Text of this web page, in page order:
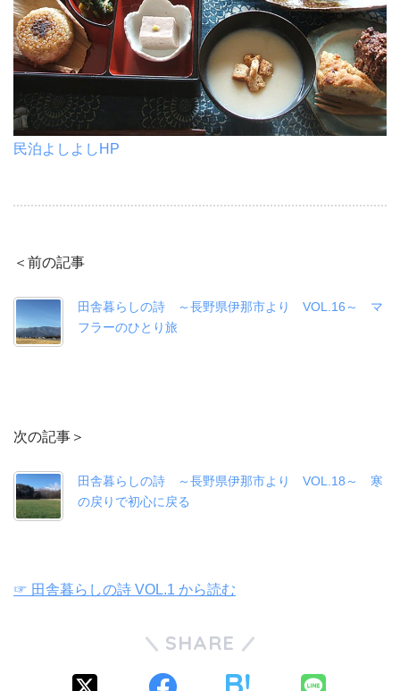
民泊よしよしHP
＜前の記事
田舎暮らしの詩 ～長野県伊那市より VOL.16～ マ
フラーのひとり旅
次の記事＞
田舎暮らしの詩 ～長野県伊那市より VOL.18～ 寒
の戻りで初心に戻る
☞ 田舎暮らしの詩 VOL.1 から読む
SHARE